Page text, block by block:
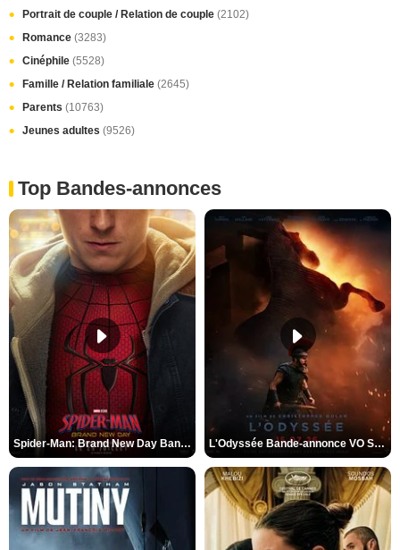
Portrait de couple / Relation de couple (2102)
Romance (3283)
Cinéphile (5528)
Famille / Relation familiale (2645)
Parents (10763)
Jeunes adultes (9526)
Top Bandes-annonces
Spider-Man: Brand New Day Bande-annonce VO STFR L'Odyssée Bande-annonce VO STFR